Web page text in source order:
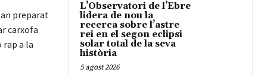
preparat
carxofa
a la
L’Observatori de l’Ebre
lidera de nou la
recerca sobre l’astre
rei en el segon eclipsi
solar total de la seva
història
5 agost 2026